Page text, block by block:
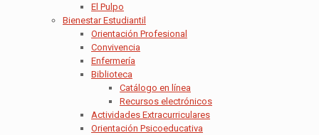
El Pulpo
Bienestar Estudiantil
Orientación Profesional
Convivencia
Enfermería
Biblioteca
Catálogo en línea
Recursos electrónicos
Actividades Extracurriculares
Orientación Psicoeducativa